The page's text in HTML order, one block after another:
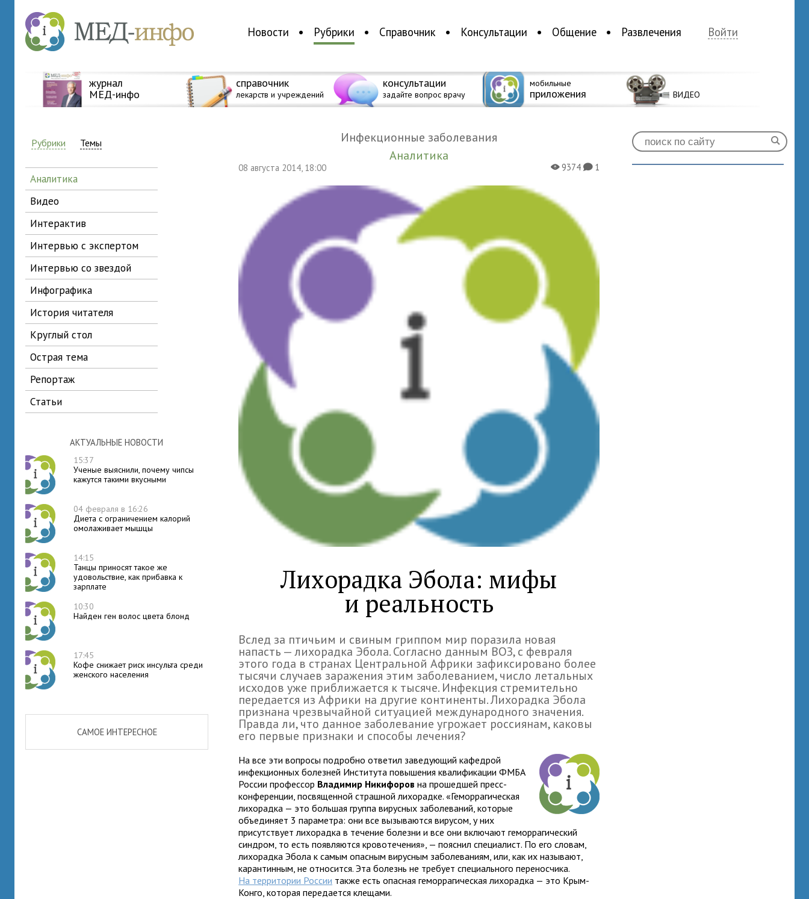
Новости Рубрики Справочник Консультации Общение Развлечения Войти
журнал
МЕД-инфо
справочник
лекарств и учреждений
консультации
задайте вопрос врачу
мобильные
приложения ВИДЕО
Рубрики Темы
аналитика
видео
интерактив
интервью с экспертом
интервью со звездой
инфографика
история читателя
круглый стол
острая тема
репортаж
статьи
АКТУАЛЬНЫЕ НОВОСТИ
15:37
Ученые выяснили, почему чипсы
кажутся такими вкусными
04 февраля в 16:26
Диета с ограничением калорий
омолаживает мышцы
14:15
Танцы приносят такое же
удовольствие, как прибавка к
зарплате
10:30
Найден ген волос цвета блонд
17:45
Кофе снижает риск инсульта среди
женского населения
САМОЕ ИНТЕРЕСНОЕ
Инфекционные заболевания
Аналитика
08 августа 2014, 18:00 X9374K1
Лихорадка Эбола: мифы
и реальность
Вслед за птичьим и свиным гриппом мир поразила новая
напасть — лихорадка Эбола. Согласно данным ВОЗ, с февраля
этого года в странах Центральной Африки зафиксировано более
тысячи случаев заражения этим заболеванием, число летальных
исходов уже приближается к тысяче. Инфекция стремительно
передается из Африки на другие континенты. Лихорадка Эбола
признана чрезвычайной ситуацией международного значения.
Правда ли, что данное заболевание угрожает россиянам, каковы
его первые признаки и способы лечения?
На все эти вопросы подробно ответил заведующий кафедрой
инфекционных болезней Института повышения квалификации ФМБА
России профессор Владимир Никифоров на прошедшей пресс-
конференции, посвященной страшной лихорадке. «Геморрагическая
лихорадка — это большая группа вирусных заболеваний, которые
объединяет 3 параметра: они все вызываются вирусом, у них
присутствует лихорадка в течение болезни и все они включают геморрагический
синдром, то есть появляются кровотечения», — пояснил специалист. По его словам,
лихорадка Эбола к самым опасным вирусным заболеваниям, или, как их называют,
карантинным, не относится. Эта болезнь не требует специального переносчика.
На территории России также есть опасная геморрагическая лихорадка — это Крым-
Конго, которая передается клещами.